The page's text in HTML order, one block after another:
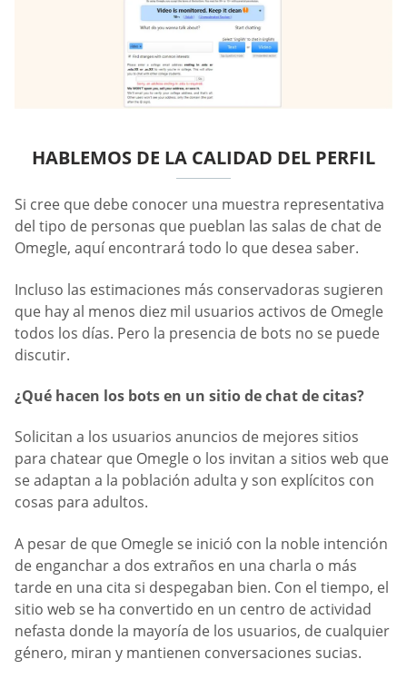
HABLEMOS DE LA CALIDAD DEL PERFIL
Si cree que debe conocer una muestra representativa
del tipo de personas que pueblan las salas de chat de
Omegle, aquí encontrará todo lo que desea saber.
Incluso las estimaciones más conservadoras sugieren
que hay al menos diez mil usuarios activos de Omegle
todos los días. Pero la presencia de bots no se puede
discutir.
¿Qué hacen los bots en un sitio de chat de citas?
Solicitan a los usuarios anuncios de mejores sitios
para chatear que Omegle o los invitan a sitios web que
se adaptan a la población adulta y son explícitos con
cosas para adultos.
A pesar de que Omegle se inició con la noble intención
de enganchar a dos extraños en una charla o más
tarde en una cita si despegaban bien. Con el tiempo, el
sitio web se ha convertido en un centro de actividad
nefasta donde la mayoría de los usuarios, de cualquier
género, miran y mantienen conversaciones sucias.